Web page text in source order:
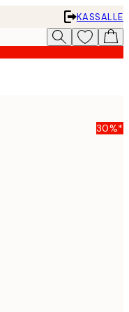
KASSALLE
30%*